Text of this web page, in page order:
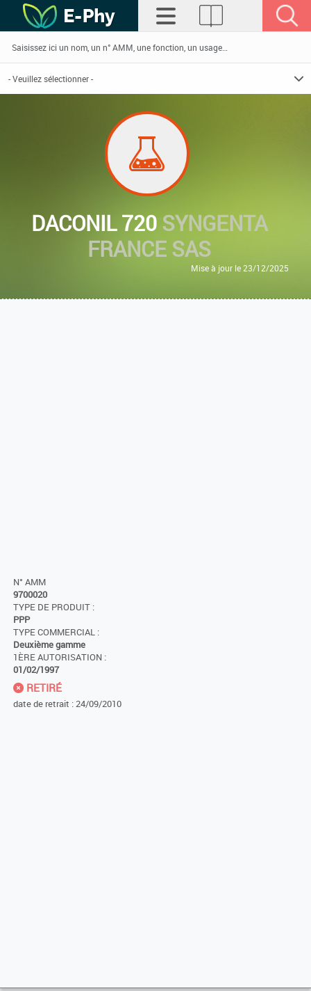
DACONIL 720SYNGENTA
FRANCE SAS
Mise à jour le 23/12/2025
N° AMM
9700020
TYPE DE PRODUIT :
PPP
TYPE COMMERCIAL :
Deuxième gamme
1ÈRE AUTORISATION :
01/02/1997
RETIRÉ
date de retrait : 24/09/2010